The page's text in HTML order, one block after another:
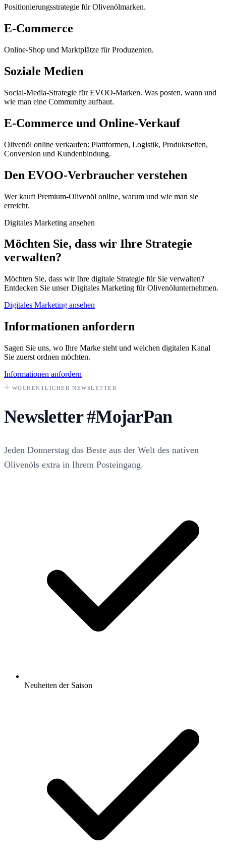
Positionierungsstrategie für Olivenölmarken.
E-Commerce
Online-Shop und Marktplätze für Produzenten.
Soziale Medien
Social-Media-Strategie für EVOO-Marken. Was posten, wann und
wie man eine Community aufbaut.
E-Commerce und Online-Verkauf
Olivenöl online verkaufen: Plattformen, Logistik, Produktseiten,
Conversion und Kundenbindung.
Den EVOO-Verbraucher verstehen
Wer kauft Premium-Olivenöl online, warum und wie man sie
erreicht.
Digitales Marketing ansehen
Möchten Sie, dass wir Ihre Strategie
verwalten?
Möchten Sie, dass wir Ihre digitale Strategie für Sie verwalten?
Entdecken Sie unser Digitales Marketing für Olivenölunternehmen.
Digitales Marketing ansehen
Informationen anfordern
Sagen Sie uns, wo Ihre Marke steht und welchen digitalen Kanal
Sie zuerst ordnen möchten.
Informationen anfordern
WÖCHENTLICHER NEWSLETTER
Newsletter#MojarPan
Jeden Donnerstag das Beste aus der Welt des nativen
Olivenöls extra in Ihrem Posteingang.
Neuheiten der Saison